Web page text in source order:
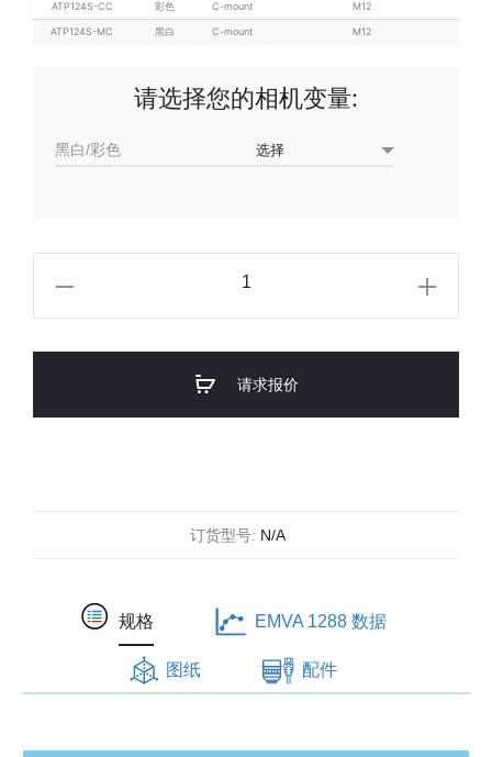
ATP124S-CC 彩色 C-mount M12
ATP124S-MC 黑白 C-mount M12
请选择您的相机变量:
黑白/彩色
请求报价
订货型号: N/A
规格 EMVA 1288 数据
图纸 配件